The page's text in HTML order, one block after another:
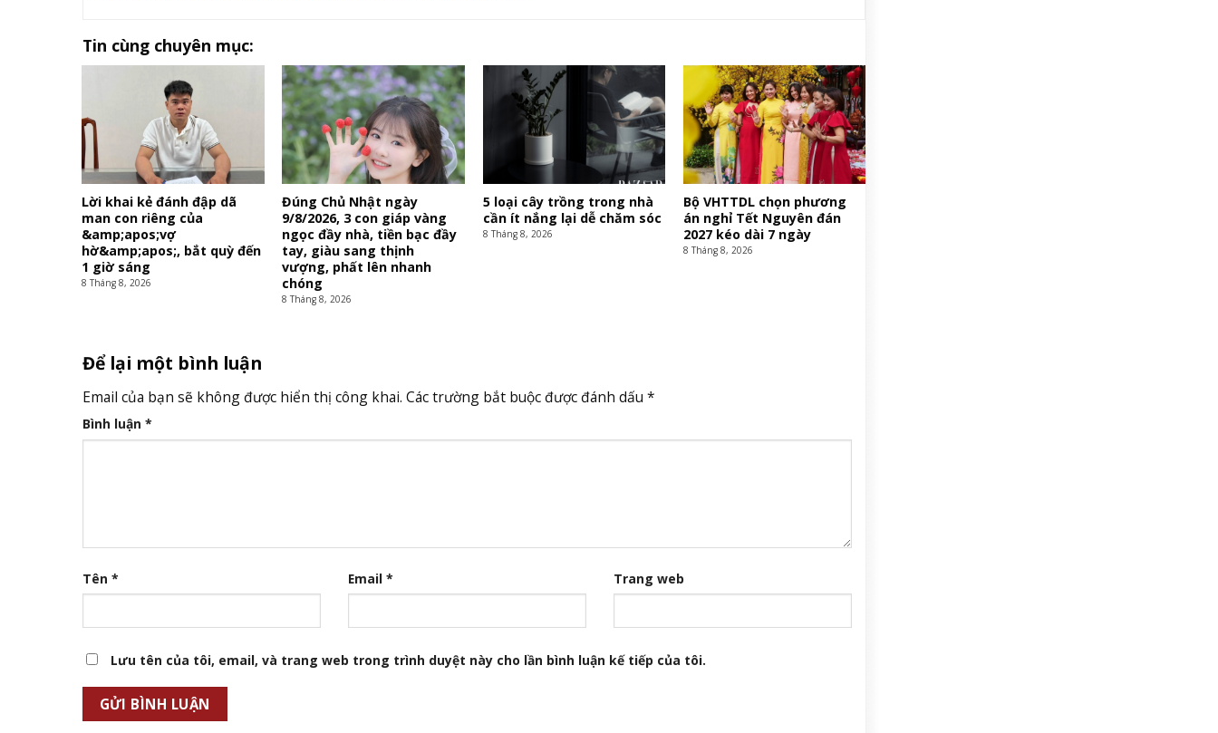
Tin cùng chuyên mục:
Lời khai kẻ đánh đập dã
man con riêng của
&amp;apos;vợ
hờ&amp;apos;, bắt quỳ đến
1 giờ sáng
8 Tháng 8, 2026
Đúng Chủ Nhật ngày
9/8/2026, 3 con giáp vàng
ngọc đầy nhà, tiền bạc đầy
tay, giàu sang thịnh
vượng, phất lên nhanh
chóng
8 Tháng 8, 2026
5 loại cây trồng trong nhà
cần ít nắng lại dễ chăm sóc
8 Tháng 8, 2026
Bộ VHTTDL chọn phương
án nghỉ Tết Nguyên đán
2027 kéo dài 7 ngày
8 Tháng 8, 2026
Để lại một bình luận
Email của bạn sẽ không được hiển thị công khai. Các trường bắt buộc được đánh dấu *
Bình luận *
Tên * Email * Trang web
Lưu tên của tôi, email, và trang web trong trình duyệt này cho lần bình luận kế tiếp của tôi.